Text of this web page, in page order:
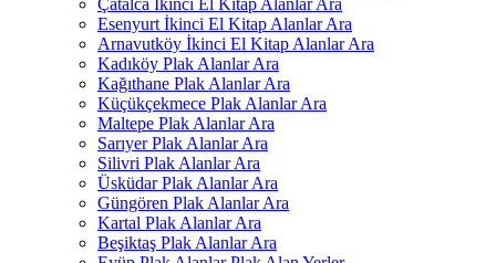
Çatalca İkinci El Kitap Alanlar Ara
Esenyurt İkinci El Kitap Alanlar Ara
Arnavutköy İkinci El Kitap Alanlar Ara
Kadıköy Plak Alanlar Ara
Kağıthane Plak Alanlar Ara
Küçükçekmece Plak Alanlar Ara
Maltepe Plak Alanlar Ara
Sarıyer Plak Alanlar Ara
Silivri Plak Alanlar Ara
Üsküdar Plak Alanlar Ara
Güngören Plak Alanlar Ara
Kartal Plak Alanlar Ara
Beşiktaş Plak Alanlar Ara